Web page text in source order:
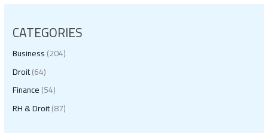
CATEGORIES
Business(204)
Droit(64)
Finance(54)
RH & Droit(87)